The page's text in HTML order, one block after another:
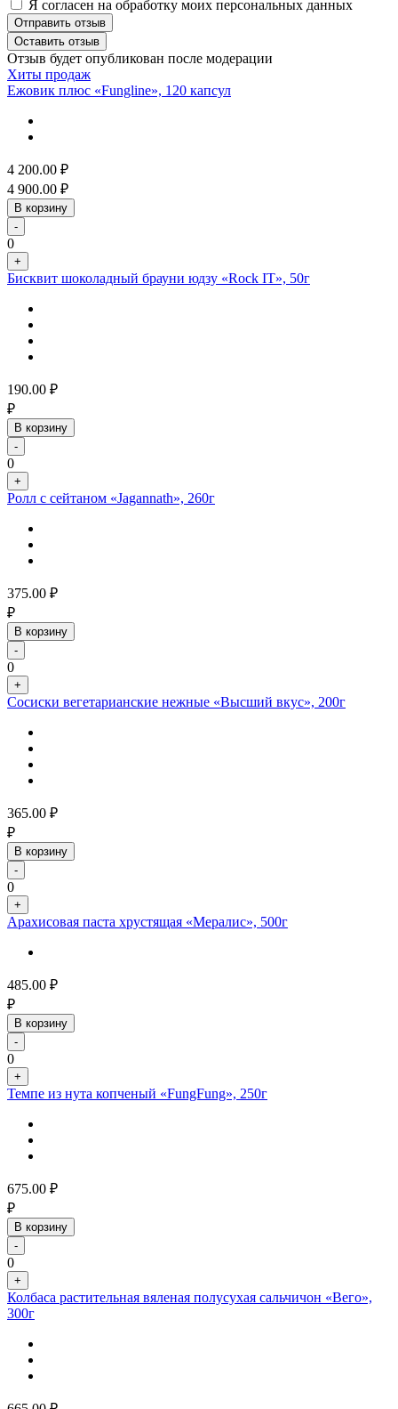
Я согласен на обработку моих персональных данных
Отправить отзыв
Оставить отзыв
Отзыв будет опубликован после модерации
Хиты продаж
Ежовик плюс «Fungline», 120 капсул
4 200.00 ₽
4 900.00 ₽
В корзину
-
0
+
Бисквит шоколадный брауни юдзу «Rock IT», 50г
190.00 ₽
₽
В корзину
-
0
+
Ролл с сейтаном «Jagannath», 260г
375.00 ₽
₽
В корзину
-
0
+
Сосиски вегетарианские нежные «Высший вкус», 200г
365.00 ₽
₽
В корзину
-
0
+
Арахисовая паста хрустящая «Мералис», 500г
485.00 ₽
₽
В корзину
-
0
+
Темпе из нута копченый «FungFung», 250г
675.00 ₽
₽
В корзину
-
0
+
Колбаса растительная вяленая полусухая сальчичон «Вего»,
300г